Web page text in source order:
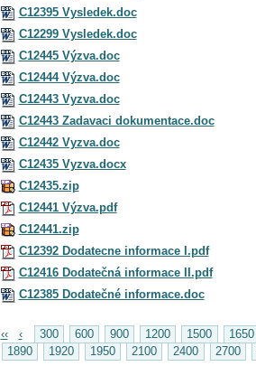
C12395 Vysledek.doc
C12299 Vysledek.doc
C12445 Výzva.doc
C12444 Výzva.doc
C12443 Vyzva.doc
C12443 Zadavaci dokumentace.doc
C12442 Vyzva.doc
C12435 Vyzva.docx
C12435.zip
C12441 Výzva.pdf
C12441.zip
C12392 Dodatecne informace I.pdf
C12416 Dodatečná informace II.pdf
C12385 Dodatečné informace.doc
‹‹ ‹ 300 600 900 1200 1500 1650
1890
1920 1950 2100 2400 2700